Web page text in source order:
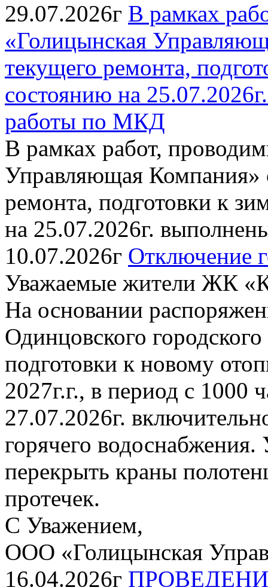
29.07.2026г В рамках
«Голицынская
текущего ремонта,
состоянию на
работы по МКД
В рамках работ,
Управляющая Компания»
ремонта, подготовки к
на 25.07.2026г.
10.07.2026г Отключение
Уважаемые жители ЖК
На основании
Одинцовского
подготовки к новому
2027г.г., в период с 1000
27.07.2026г.
горячего водоснабжения.
перекрыть краны
протечек.
С Уважением,
ООО «Голицынская
16.04.2026г